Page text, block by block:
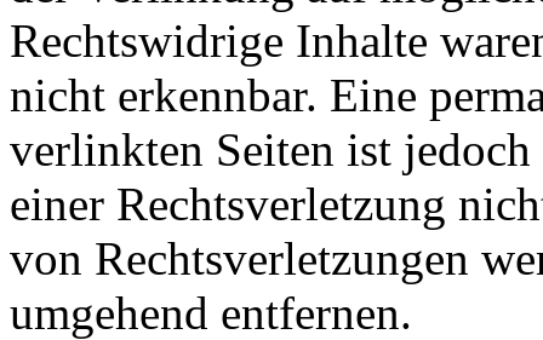
Rechtswidrige Inhalte
nicht erkennbar. Eine
verlinkten Seiten ist
einer Rechtsverletzung
von Rechtsverletzungen
umgehend entfernen.